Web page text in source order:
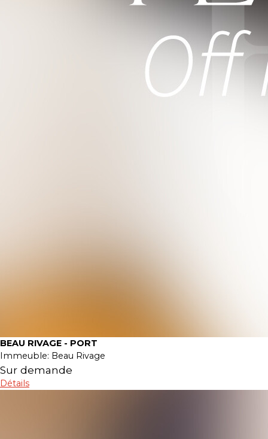
BEAU RIVAGE - PORT
Immeuble: Beau Rivage
Sur demande
Détails